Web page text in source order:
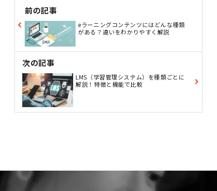
前の記事
eラーニングコンテンツにはどんな種類
がある？違いをわかりやすく解説
次の記事
LMS（学習管理システム）を種類ごとに
解説！特徴と機能で比較